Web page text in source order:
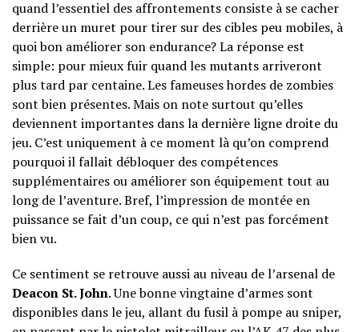
quand l’essentiel des affrontements consiste à se cacher
derrière un muret pour tirer sur des cibles peu mobiles, à
quoi bon améliorer son endurance? La réponse est
simple: pour mieux fuir quand les mutants arriveront
plus tard par centaine. Les fameuses hordes de zombies
sont bien présentes. Mais on note surtout qu’elles
deviennent importantes dans la dernière ligne droite du
jeu. C’est uniquement à ce moment là qu’on comprend
pourquoi il fallait débloquer des compétences
supplémentaires ou améliorer son équipement tout au
long de l’aventure. Bref, l’impression de montée en
puissance se fait d’un coup, ce qui n’est pas forcément
bien vu.
Ce sentiment se retrouve aussi au niveau de l’arsenal de
Deacon St. John. Une bonne vingtaine d’armes sont
disponibles dans le jeu, allant du fusil à pompe au sniper,